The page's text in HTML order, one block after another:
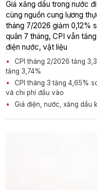
Giá xăng dầu trong nước
cùng nguồn cung lương
tháng 7/2026 giảm 0,12%
quân 7 tháng, CPI vẫn
điện nước, vật liệu
CPI tháng 2/2026 tăng
tăng 3,74%
CPI tháng 3 tăng 4,65%
và chi phí đầu vào
Giá điện, nước, xăng dầu